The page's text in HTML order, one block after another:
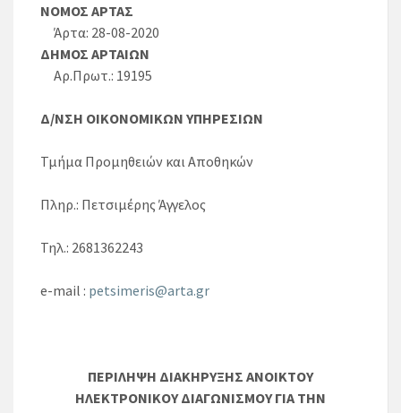
ΝΟΜΟΣ ΑΡΤΑΣ
Άρτα: 28-08-2020
ΔΗΜΟΣ ΑΡΤΑΙΩΝ
Αρ.Πρωτ.: 19195
Δ/ΝΣΗ ΟΙΚΟΝΟΜΙΚΩΝ ΥΠΗΡΕΣΙΩΝ
Τμήμα Προμηθειών και Αποθηκών
Πληρ.: Πετσιμέρης Άγγελος
Τηλ.: 2681362243
e-mail : petsimeris@arta.gr
ΠΕΡΙΛΗΨΗ ΔΙΑΚΗΡΥΞΗΣ ΑΝΟΙΚΤΟΥ
ΗΛΕΚΤΡΟΝΙΚΟΥ ΔΙΑΓΩΝΙΣΜΟΥ ΓΙΑ ΤΗΝ